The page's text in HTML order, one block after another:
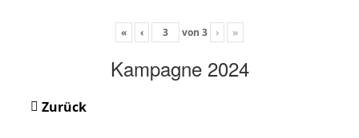
« ‹ von 3 › »
Kampagne 2024
Zurück